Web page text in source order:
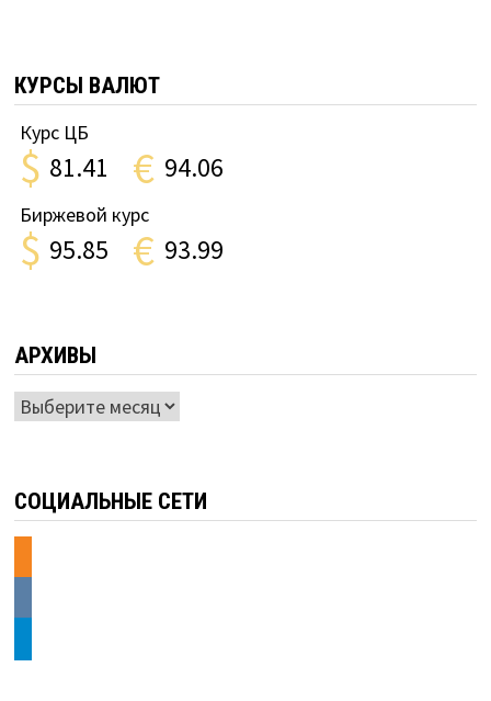
КУРСЫ ВАЛЮТ
Курс ЦБ
$ 81.41 € 94.06
Биржевой курс
$ 95.85 € 93.99
АРХИВЫ
Архивы
СОЦИАЛЬНЫЕ СЕТИ